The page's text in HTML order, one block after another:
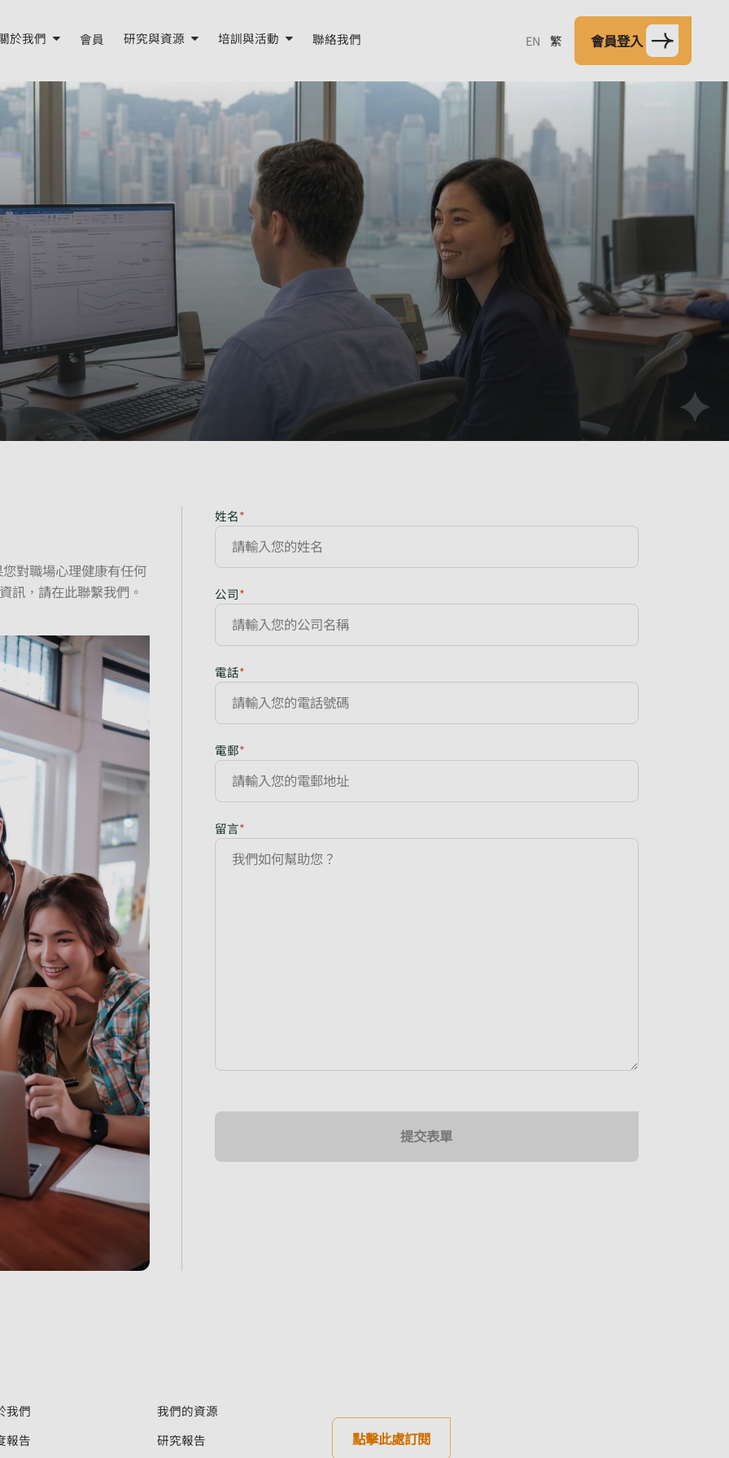
於我們
關於我們
董事會與顧問
我們的團隊
會員 研究與資源
研究報告
我們的資源
季度簡報
培訓與活動
培訓
聯絡我們 EN 繁 會員登入
對職場心理健康有任何
訊，請在此聯繫我們。
姓名*
公司*
電話*
電郵*
留言*
我們 我們的資源
報告 研究報告 點擊此處訂閱